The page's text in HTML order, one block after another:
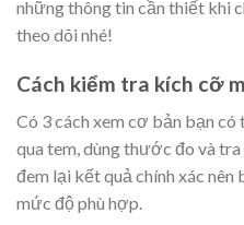
những thông tin cần thiết khi
theo dõi nhé!
Cách kiểm tra kích cỡ
Có 3 cách xem cơ bản bạn có
qua tem, dùng thước đo và
đem lại kết quả chính xác nên
mức độ phù hợp.